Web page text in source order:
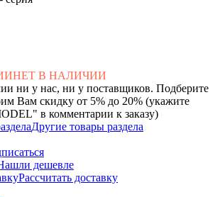
НЕТ В НАЛИЧИИ
ни у нас, ни у поставщиков. Подберите
Вам скидку от 5% до 20% (укажите
в комментарии к заказу)
Другие товары раздела
дешевле
Рассчитать доставку